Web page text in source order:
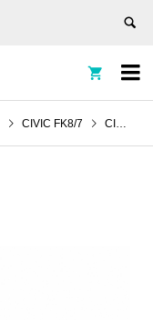


CIVIC FK8/7 CIVIC FK8 Rear Lower Arm Bushing/HARDRACE